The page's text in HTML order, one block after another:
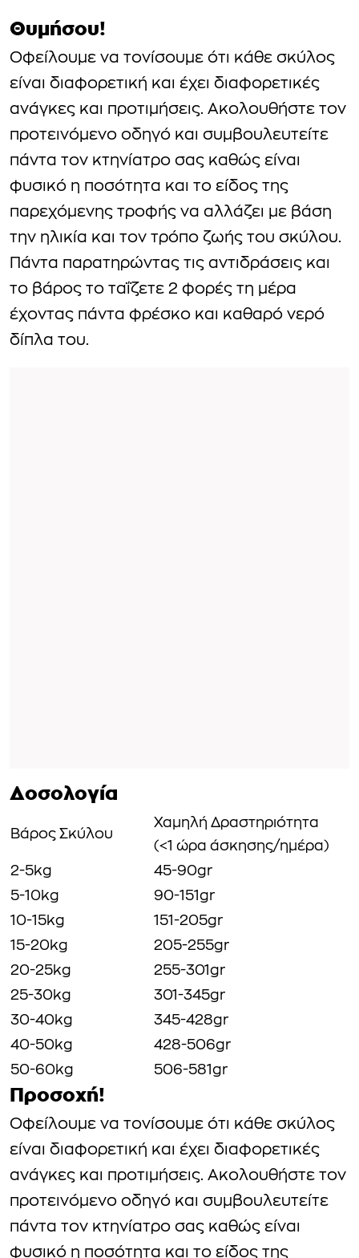
Θυμήσου!
Οφείλουμε να τονίσουμε ότι κάθε σκύλος
είναι διαφορετική και έχει διαφορετικές
ανάγκες και προτιμήσεις. Ακολουθήστε τον
προτεινόμενο οδηγό και συμβουλευτείτε
πάντα τον κτηνίατρο σας καθώς είναι
φυσικό η ποσότητα και το είδος της
παρεχόμενης τροφής να αλλάζει με βάση
την ηλικία και τον τρόπο ζωής του σκύλου.
Πάντα παρατηρώντας τις αντιδράσεις και
το βάρος το ταΐζετε 2 φορές τη μέρα
έχοντας πάντα φρέσκο και καθαρό νερό
δίπλα του.
Δοσολογία
Βάρος Σκύλου
Χαμηλή Δραστηριότητα
(<1 ώρα άσκησης/ημέρα)
2-5kg
45-90gr
5-10kg
90-151gr
10-15kg
151-205gr
15-20kg
205-255gr
20-25kg
255-301gr
25-30kg
301-345gr
30-40kg
345-428gr
40-50kg
428-506gr
50-60kg
506-581gr
Προσοχή!
Οφείλουμε να τονίσουμε ότι κάθε σκύλος
είναι διαφορετική και έχει διαφορετικές
ανάγκες και προτιμήσεις. Ακολουθήστε τον
προτεινόμενο οδηγό και συμβουλευτείτε
πάντα τον κτηνίατρο σας καθώς είναι
φυσικό η ποσότητα και το είδος της